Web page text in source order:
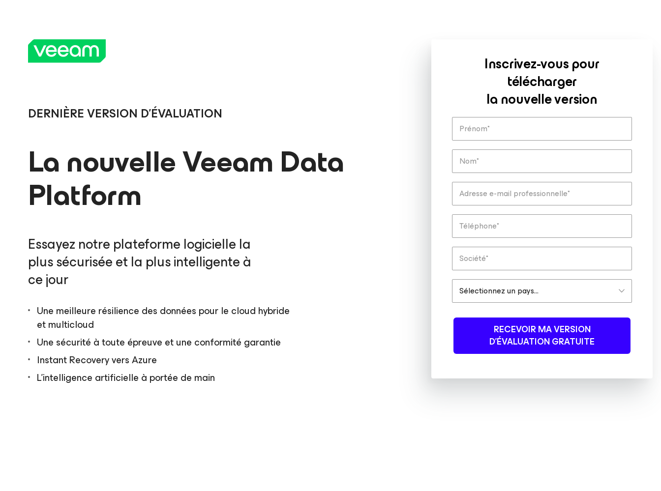
DERNIÈRE VERSION D'ÉVALUATION
La nouvelle Veeam Data
Platform
Essayez notre plateforme logicielle la
plus sécurisée et la plus intelligente à
ce jour
Une meilleure résilience des données pour le cloud hybride
et multicloud
Une sécurité à toute épreuve et une conformité garantie
Instant Recovery vers Azure
L’intelligence artificielle à portée de main
Inscrivez-vous pour
télécharger
la nouvelle version
RECEVOIR MA VERSION
D’ÉVALUATION GRATUITE